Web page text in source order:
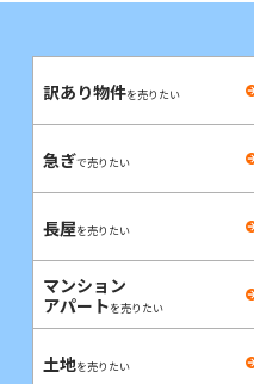
訳あり物件を売りたい
急ぎで売りたい
長屋を売りたい
マンション
アパートを売りたい
土地を売りたい